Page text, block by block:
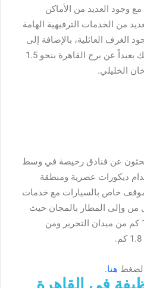
وجود العديد من الأماكن
من الخدمات الترفيهية الهامة
الغرف العائلية، بالإضافة إلى
وجود الفندق بموقع متميز وذلك بعيداً عن برج القاهرة بنحو 1.5
عن فنادق رخيصة في وسط
ديكورات عصرية ومنطقة
موقف خاص بالسيارات مع خدمات
من وإلى المطار بالمجان حيث
يتواجد الفندق على مسافة 1.3 كم من ميدان التحرير ومن
هنا.